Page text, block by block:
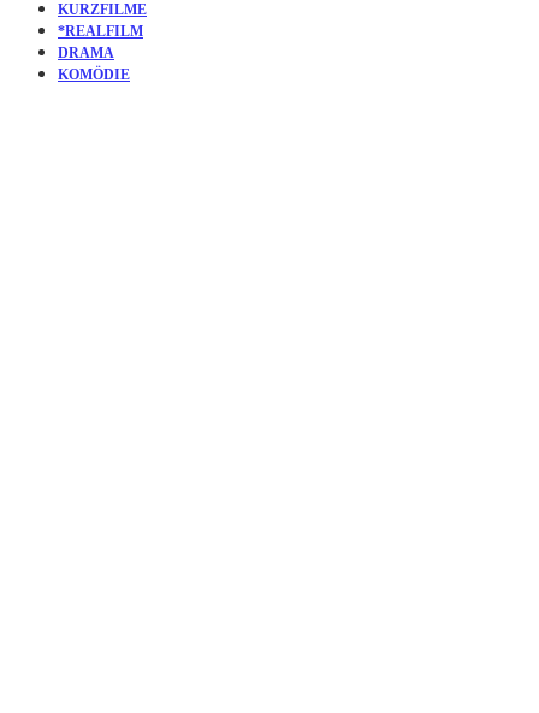
KURZFILME
*REALFILM
DRAMA
KOMÖDIE